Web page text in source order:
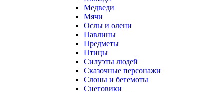
Медведи
Мячи
Ослы и олени
Павлины
Предметы
Птицы
Силуэты людей
Сказочные персонажи
Слоны и бегемоты
Снеговики